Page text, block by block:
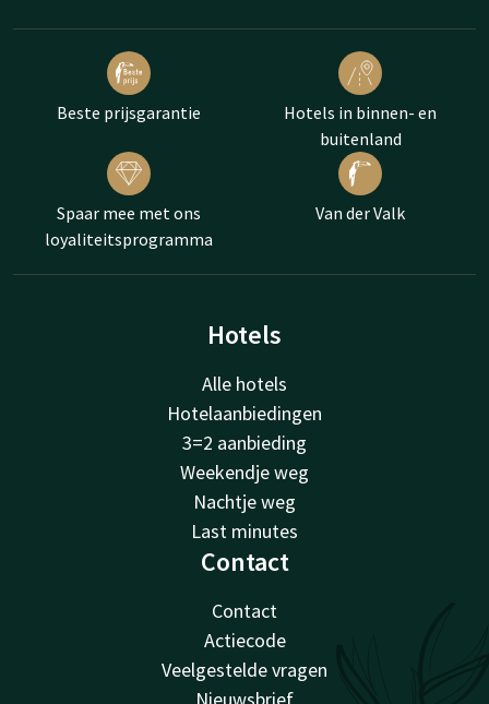
Beste prijsgarantie
Hotels in binnen- en
buitenland
Spaar mee met ons
loyaliteitsprogramma
Van der Valk
Hotels
Alle hotels
Hotelaanbiedingen
3=2 aanbieding
Weekendje weg
Nachtje weg
Last minutes
Contact
Contact
Actiecode
Veelgestelde vragen